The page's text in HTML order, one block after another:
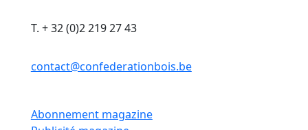
T. + 32 (0)2 219 27 43
contact@confederationbois.be
Abonnement magazine